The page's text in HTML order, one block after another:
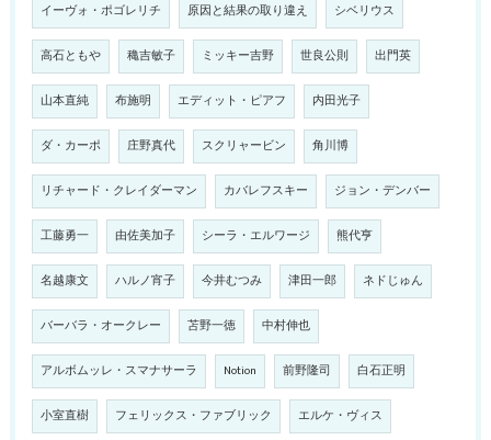
イーヴォ・ポゴレリチ 原因と結果の取り違え シベリウス
高石ともや 穐吉敏子 ミッキー吉野 世良公則 出門英
山本直純 布施明 エディット・ピアフ 内田光子
ダ・カーポ 庄野真代 スクリャービン 角川博
リチャード・クレイダーマン カバレフスキー ジョン・デンバー
工藤勇一 由佐美加子 シーラ・エルワージ 熊代亨
名越康文 ハルノ宵子 今井むつみ 津田一郎 ネドじゅん
バーバラ・オークレー 苫野一徳 中村伸也
アルボムッレ・スマナサーラ Notion 前野隆司 白石正明
小室直樹 フェリックス・ファブリック エルケ・ヴィス